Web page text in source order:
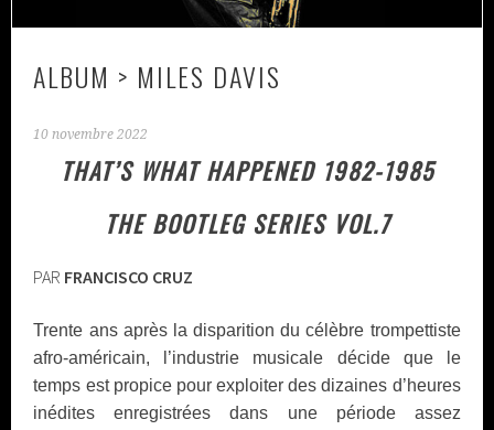
ALBUM > MILES DAVIS
10 novembre 2022
THAT’S WHAT HAPPENED 1982-1985
THE BOOTLEG SERIES VOL.7
PAR FRANCISCO CRUZ
Trente ans après la disparition du célèbre trompettiste
afro-américain, l’industrie musicale décide que le
temps est propice pour exploiter des dizaines d’heures
inédites enregistrées dans une période assez